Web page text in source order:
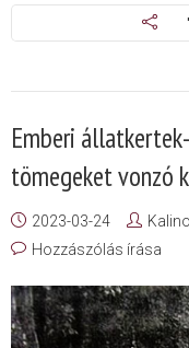
Emberi
tömegeket vonzó
2023-03-24
Hozzászólás írása